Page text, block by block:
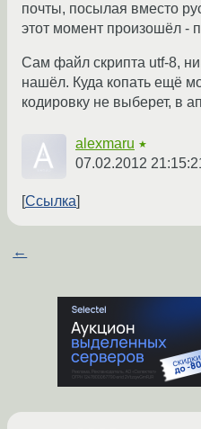
почты, посылая вместо
этот момент произошёл -
Сам файл скрипта utf-8,
нашёл. Куда копать ещё
кодировку не выберет, в
alexmaru ★
07.02.2012
Ссылка
←